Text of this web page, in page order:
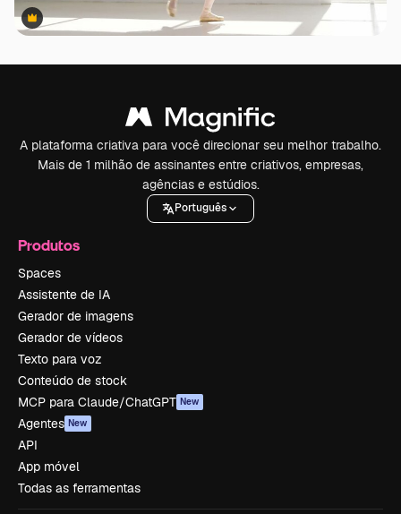
Premium
Premium
A plataforma criativa para você direcionar seu melhor trabalho.
Mais de 1 milhão de assinantes entre criativos, empresas,
agências e estúdios.
Português
Produtos
Spaces
Assistente de IA
Gerador de imagens
Gerador de vídeos
Texto para voz
Conteúdo de stock
MCP para Claude/ChatGPT New
Agentes New
API
App móvel
Todas as ferramentas